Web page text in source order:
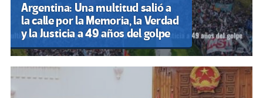
Argentina: Una multitud salió a
la calle por la Memoria, la Verdad
y la Justicia a 49 años del golpe